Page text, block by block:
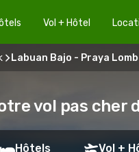
Vol + Hôtel
Labuan Bajo - Praya
vol pas cher
Hôtels Vol +